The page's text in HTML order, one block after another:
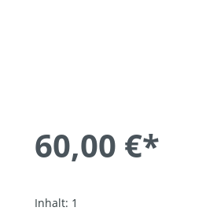
60,00 €*
Inhalt: 1